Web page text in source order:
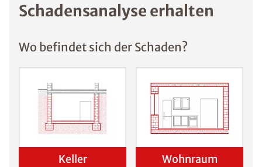
Schadensanalyse erhalten
Wo befindet sich der Schaden?
Keller Wohnraum